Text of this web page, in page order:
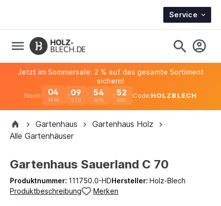
Service
Noch: 04
TAGE
09 54 51
Jetzt im Sommersale: 2 % auf das gesamte Sortiment
sichern!
Code:HOLZBLECH
Gartenhaus
Gartenhaus Holz
Alle Gartenhäuser
Gartenhaus Sauerland C 70
Produktnummer: 111750.0-HDHersteller: Holz-Blech
Produktbeschreibung
Merken